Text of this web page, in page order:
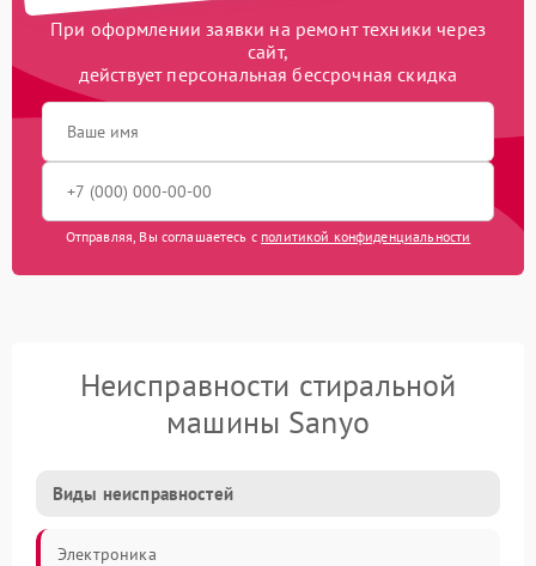
При оформлении заявки на ремонт техники через
сайт,
действует персональная бессрочная скидка
Отправляя, Вы соглашаетесь с политикой конфиденциальности
Неисправности стиральной
машины Sanyo
Виды неисправностей
Электроника